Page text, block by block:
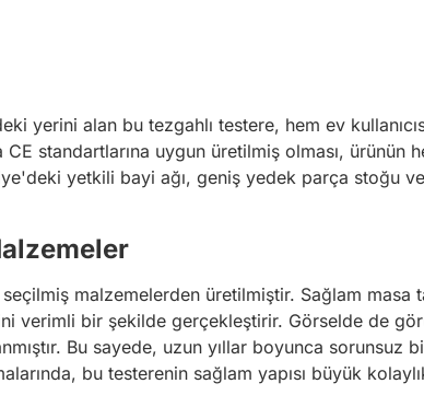
yerini alan bu tezgahlı testere, hem ev
standartlarına uygun üretilmiş olması, ürünün
yetkili bayi ağı, geniş yedek parça stoğu
seçilmiş malzemelerden üretilmiştir. Sağlam masa
verimli bir şekilde gerçekleştirir. Görselde de
Bu sayede, uzun yıllar boyunca sorunsuz
bu testerenin sağlam yapısı büyük